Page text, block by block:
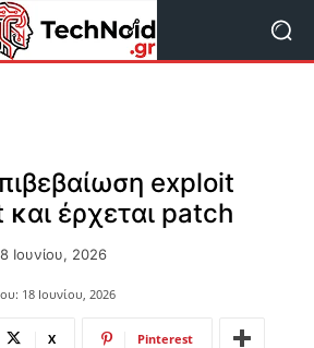
exploit
έρχεται patch
Ιουνίου, 2026
18 Ιουνίου, 2026
X Pinterest